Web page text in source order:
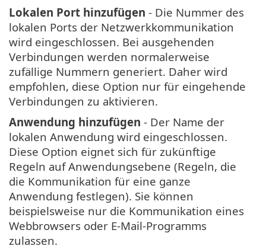
Lokalen Port hinzufügen - Die Nummer des
lokalen Ports der Netzwerkkommunikation
wird eingeschlossen. Bei ausgehenden
Verbindungen werden normalerweise
zufällige Nummern generiert. Daher wird
empfohlen, diese Option nur für eingehende
Verbindungen zu aktivieren.
Anwendung hinzufügen - Der Name der
lokalen Anwendung wird eingeschlossen.
Diese Option eignet sich für zukünftige
Regeln auf Anwendungsebene (Regeln, die
die Kommunikation für eine ganze
Anwendung festlegen). Sie können
beispielsweise nur die Kommunikation eines
Webbrowsers oder E-Mail-Programms
zulassen.